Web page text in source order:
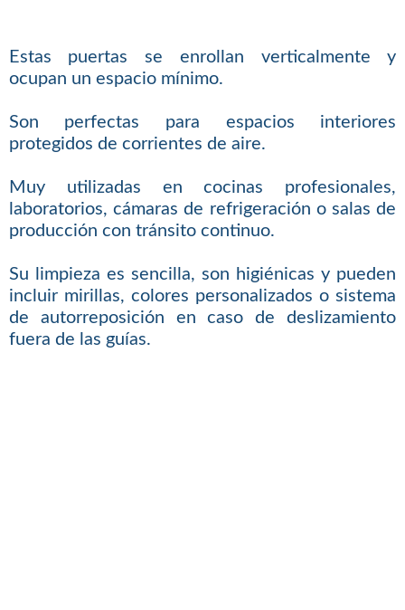
Estas puertas se enrollan verticalmente y
ocupan un espacio mínimo.
Son perfectas para espacios interiores
protegidos de corrientes de aire.
Muy utilizadas en cocinas profesionales,
laboratorios, cámaras de refrigeración o salas de
producción con tránsito continuo.
Su limpieza es sencilla, son higiénicas y pueden
incluir mirillas, colores personalizados o sistema
de autorreposición en caso de deslizamiento
fuera de las guías.